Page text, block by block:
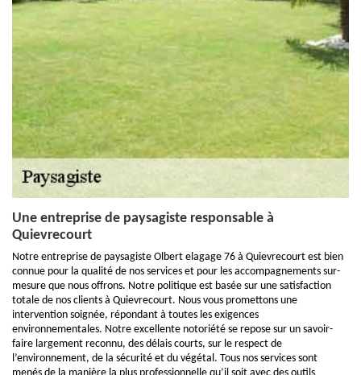
Une entreprise de paysagiste responsable à
Quievrecourt
Notre entreprise de paysagiste Olbert elagage 76 à Quievrecourt est bien
connue pour la qualité de nos services et pour les accompagnements sur-
mesure que nous offrons. Notre politique est basée sur une satisfaction
totale de nos clients à Quievrecourt. Nous vous promettons une
intervention soignée, répondant à toutes les exigences
environnementales. Notre excellente notoriété se repose sur un savoir-
faire largement reconnu, des délais courts, sur le respect de
l’environnement, de la sécurité et du végétal. Tous nos services sont